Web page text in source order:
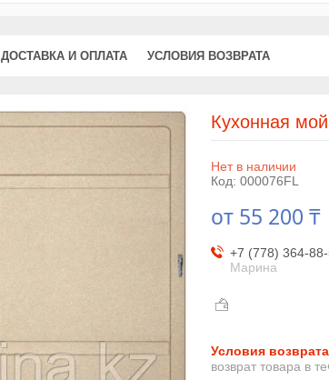
ДОСТАВКА И ОПЛАТА УСЛОВИЯ ВОЗВРАТА
Кухонная
Нет в наличии
Код: 000076FL
от 55 200 ₸
+7 (778) 364-
Марина
возврат товара в